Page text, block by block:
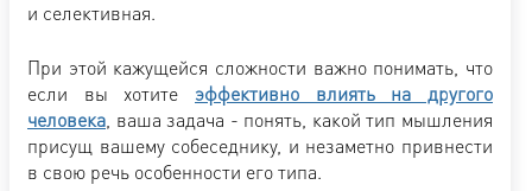
и селективная.
При этой кажущейся сложности важно понимать, что
если вы хотите эффективно влиять на другого
человека , ваша задача - понять, какой тип мышления
присущ вашему собеседнику, и незаметно привнести
в свою речь особенности его типа.